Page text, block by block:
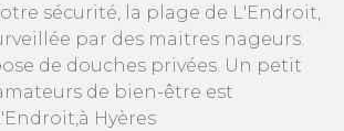
sécurité, la plage de L'Endroit,
par des maitres nageurs.
de douches privées. Un petit
de bien-être est
Hyères